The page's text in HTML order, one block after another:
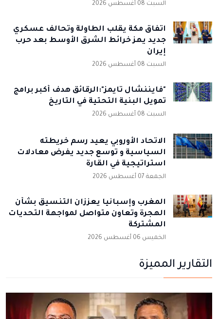
السبت 08 أغسطس 2026
اتفاق مكة يقلب الطاولة وتحالف عسكري
جديد يهز خرائط الشرق الأوسط بعد حرب
إيران
السبت 08 أغسطس 2026
"فايننشال تايمز":الرقائق هدف أكبر برامج
تمويل البنية التحتية في التاريخ
السبت 08 أغسطس 2026
الاتحاد الأوروبي يعيد رسم خريطته
السياسية و توسع جديد يفرض معادلات
استراتيجية في القارة
الجمعة 07 أغسطس 2026
المغرب وإسبانيا يعززان التنسيق بشأن
الهجرة وتعاون متواصل لمواجهة التحديات
المشتركة
الخميس 06 أغسطس 2026
التقارير المميزة